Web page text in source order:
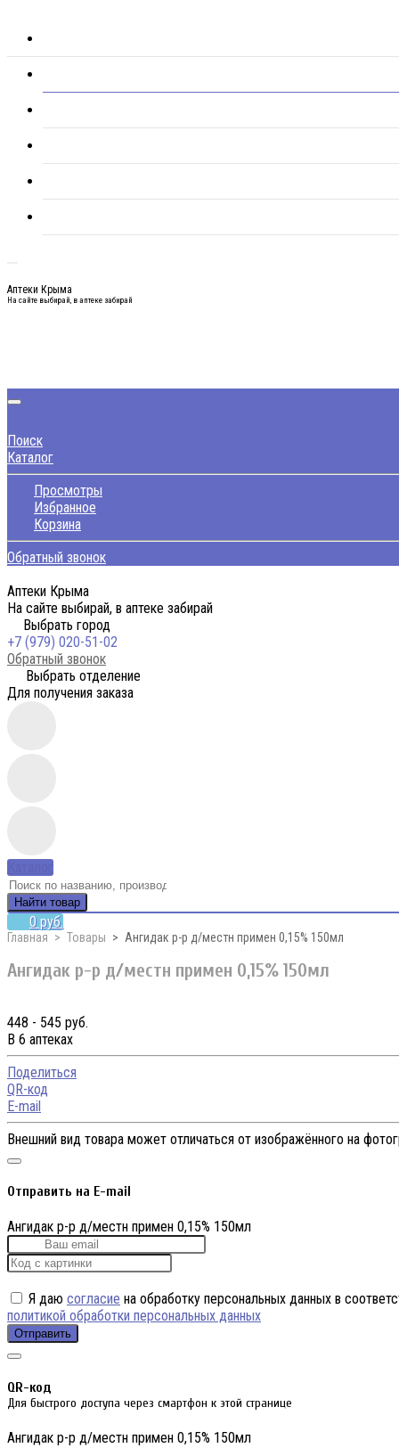
Аптеки Крыма
На сайте выбирай, в аптеке забирай
Поиск
Каталог
Просмотры
Избранное
Корзина
Обратный звонок
Аптеки Крыма
На сайте выбирай, в аптеке забирай
Выбрать город
+7 (979) 020-51-02
Обратный звонок
Выбрать отделение
Для получения заказа
Найти товар
0 руб.
Главная Товары Ангидак р-р д/местн примен 0,15% 150мл
Ангидак р-р д/местн примен 0,15% 150мл
448 - 545 руб.
В 6 аптеках
Поделиться
QR-код
E-mail
Внешний вид товара может отличаться от изображённого на
Отправить на E-mail
Ангидак р-р д/местн примен 0,15% 150мл
Я даю согласие на обработку персональных данных в
политикой обработки персональных данных
Отправить
QR-код
Для быстрого доступа через смартфон к этой странице
Ангидак р-р д/местн примен 0,15% 150мл